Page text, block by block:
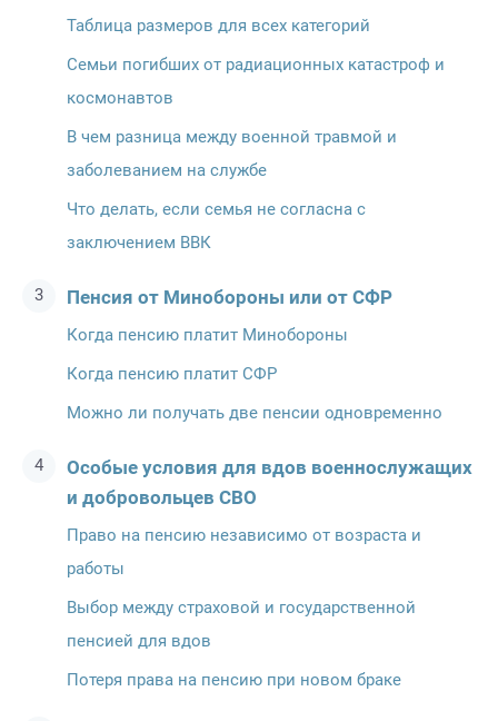
Таблица размеров для всех категорий
Семьи погибших от радиационных катастроф и
космонавтов
В чем разница между военной травмой и
заболеванием на службе
Что делать, если семья не согласна с
заключением ВВК
Пенсия от Минобороны или от СФР
Когда пенсию платит Минобороны
Когда пенсию платит СФР
Можно ли получать две пенсии одновременно
Особые условия для вдов военнослужащих
и добровольцев СВО
Право на пенсию независимо от возраста и
работы
Выбор между страховой и государственной
пенсией для вдов
Потеря права на пенсию при новом браке